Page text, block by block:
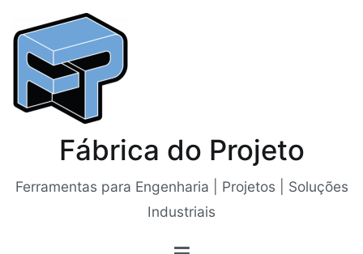
para
conteúdo
Fábrica do Projeto
Ferramentas para Engenharia | Projetos | Soluções
Industriais